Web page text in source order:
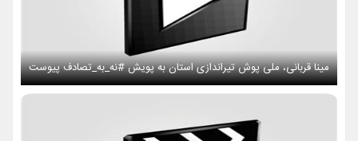
مینا قربانی، ملی پوش تیراندازی استان به پویش #نه_به_تصادف پیوست